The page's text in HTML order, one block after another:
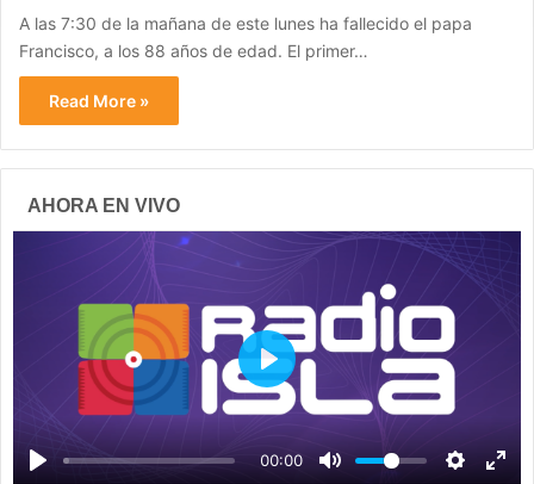
A las 7:30 de la mañana de este lunes ha fallecido el papa
Francisco, a los 88 años de edad. El primer…
Read More »
AHORA EN VIVO
00:00
P
y